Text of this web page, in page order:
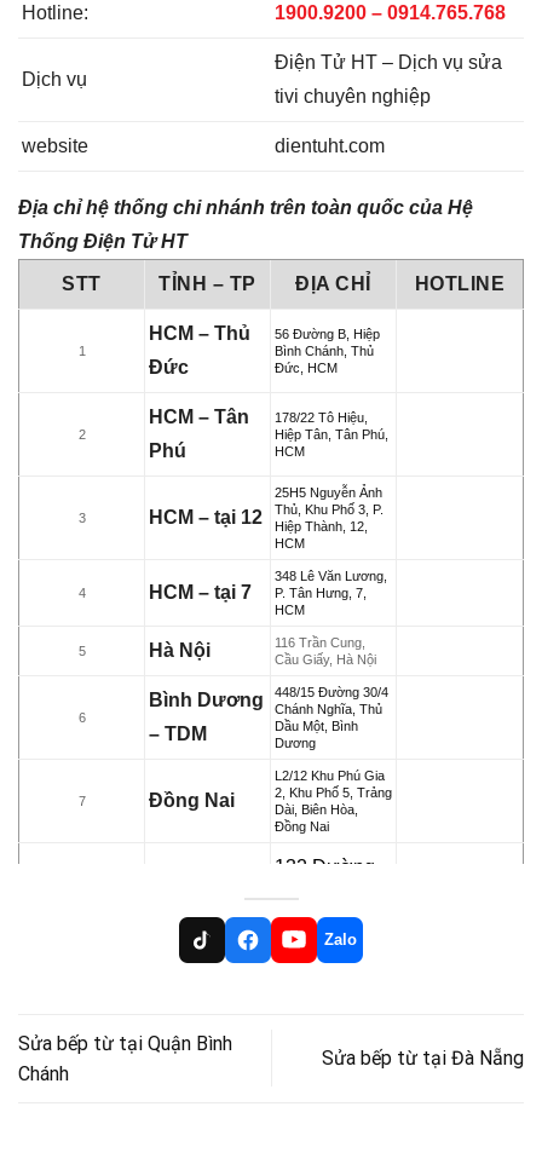
Hotline: 1900.9200 – 0914.765.768
Dịch vụ
Điện Tử HT – Dịch vụ sửa
tivi chuyên nghiệp
website dientuht.com
Địa chỉ hệ thống chi nhánh trên toàn quốc của Hệ
Thống Điện Tử HT
STT TỈNH – TP ĐỊA CHỈ HOTLINE
1
HCM – Thủ
Đức
56 Đường B, Hiệp
Bình Chánh, Thủ
Đức, HCM
2
HCM – Tân
Phú
178/22 Tô Hiệu,
Hiệp Tân, Tân Phú,
HCM
3 HCM – tại 12
25H5 Nguyễn Ảnh
Thủ, Khu Phố 3, P.
Hiệp Thành, 12,
HCM
4 HCM – tại 7
348 Lê Văn Lương,
P. Tân Hưng, 7,
HCM
5 Hà Nội
116 Trần Cung,
Cầu Giấy, Hà Nội
6
Bình Dương
– TDM
448/15 Đường 30/4
Chánh Nghĩa, Thủ
Dầu Một, Bình
Dương
7 Đồng Nai
L2/12 Khu Phú Gia
2, Khu Phố 5, Trảng
Dài, Biên Hòa,
Đồng Nai
Cần Thơ
132 Đường
B25, KĐC
91B, P. An
Khánh, Ninh
Zalo
Sửa bếp từ tại Quận Bình
Chánh
Sửa bếp từ tại Đà Nẵng